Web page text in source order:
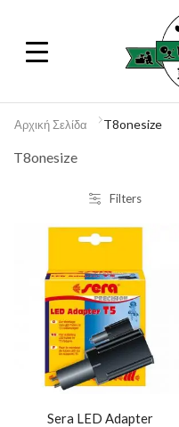
Αρχική Σελίδα T8onesize
T8onesize
Filters
Sera LED Adapter